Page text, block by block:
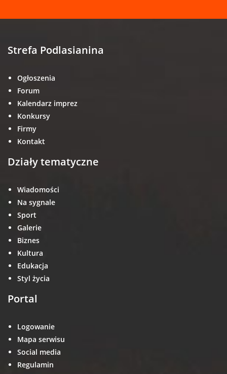
Strefa Podlasianina
Ogłoszenia
Forum
Kalendarz imprez
Konkursy
Firmy
Kontakt
Działy tematyczne
Wiadomości
Na sygnale
Sport
Galerie
Biznes
Kultura
Edukacja
Styl życia
Portal
Logowanie
Mapa serwisu
Social media
Regulamin